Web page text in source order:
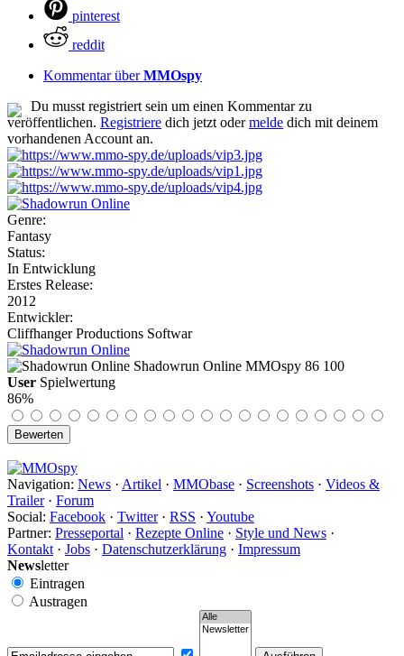
pinterest
reddit
Kommentar überMMOspy
Du musst registriert sein um einen Kommentar zu
veröffentlichen. Registriere dich jetzt odermelde dich mit deinem
vorhandenen Account an.
Genre:
Fantasy
Status:
In Entwicklung
Erstes Release:
2012
Entwickler:
Cliffhanger Productions Softwar
Shadowrun Online MMOspy 86 100
User Spielwertung
86%
Navigation: News · Artikel · MMObase · Screenshots · Videos &
Trailer· Forum
Social: Facebook · Twitter· RSS · Youtube
Partner: Presseportal · Rezepte Online · Style und News ·
Kontakt · Jobs · Datenschutzerklärung · Impressum
Newsletter
Eintragen
Austragen